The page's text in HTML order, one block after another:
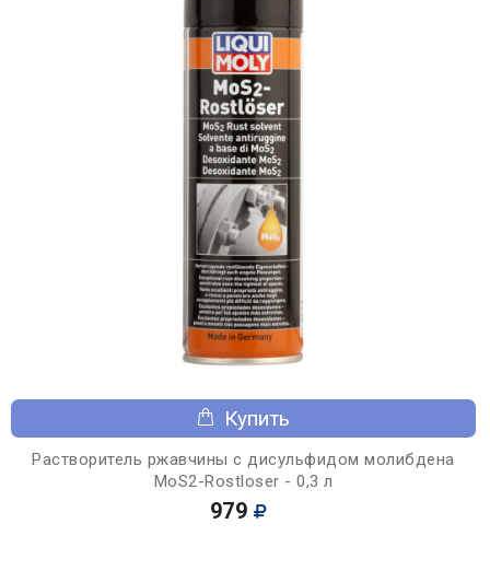
Купить
Растворитель ржавчины с дисульфидом молибдена
MoS2-Rostloser - 0,3 л
979